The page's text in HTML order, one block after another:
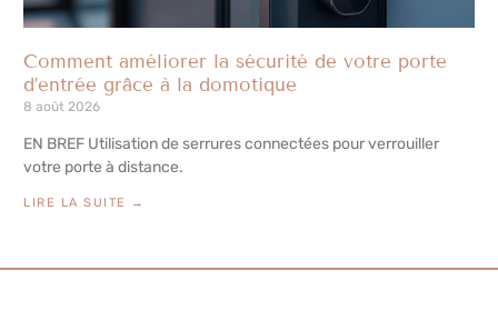
Comment améliorer la sécurité de votre porte
d’entrée grâce à la domotique
8 août 2026
EN BREF Utilisation de serrures connectées pour verrouiller
votre porte à distance.
LIRE LA SUITE →